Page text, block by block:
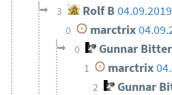
3 Rolf B
0 marctrix
0 Gunnar
1 marctrix
2 Gunnar